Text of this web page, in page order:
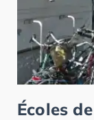
Écoles